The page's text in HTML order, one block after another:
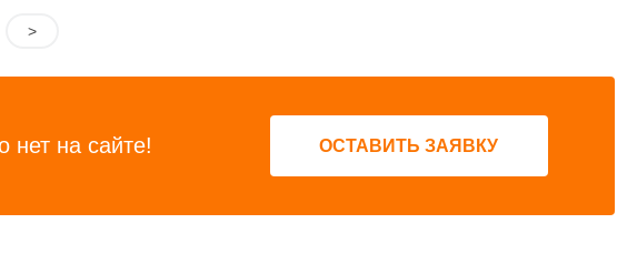
>
нет на сайте! ОСТАВИТЬ ЗАЯВКУ